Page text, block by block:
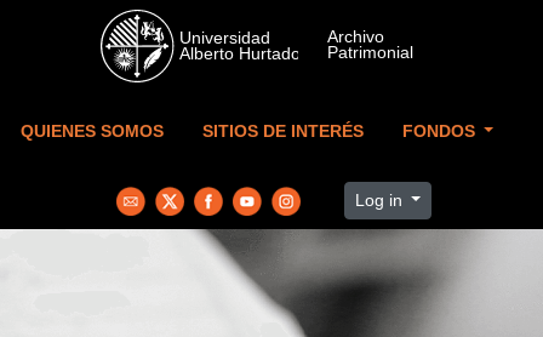
Skip to main content
QUIENES SOMOS SITIOS DE INTERÉS FONDOS
Log in